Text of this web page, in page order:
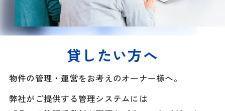
貸したい方へ
物件の管理・運営をお考えのオーナー様へ。
弊社がご提供する管理システムには